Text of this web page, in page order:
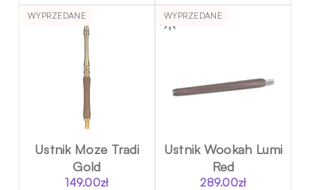
WYPRZEDANE
Ustnik Moze Tradi
Gold
149.00zł
WYPRZEDANE
Ustnik Wookah Lumi
Red
289.00zł